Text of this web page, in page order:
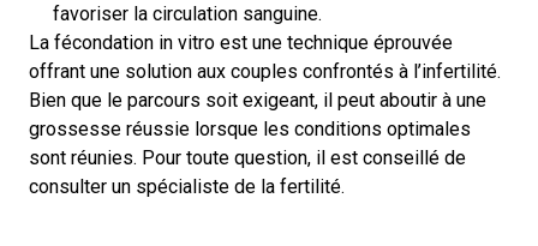
favoriser la circulation sanguine.
La fécondation in vitro est une technique éprouvée
offrant une solution aux couples confrontés à l’infertilité.
Bien que le parcours soit exigeant, il peut aboutir à une
grossesse réussie lorsque les conditions optimales
sont réunies. Pour toute question, il est conseillé de
consulter un spécialiste de la fertilité.